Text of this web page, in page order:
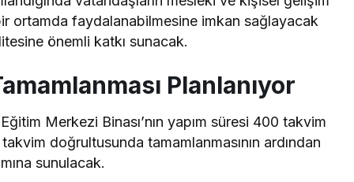
ortamda faydalanabilmesine imkan sağlayacak
önemli katkı sunacak.
Planlanıyor
Merkezi Binası’nın yapım süresi 400 takvim
doğrultusunda tamamlanmasının ardından
sunulacak.